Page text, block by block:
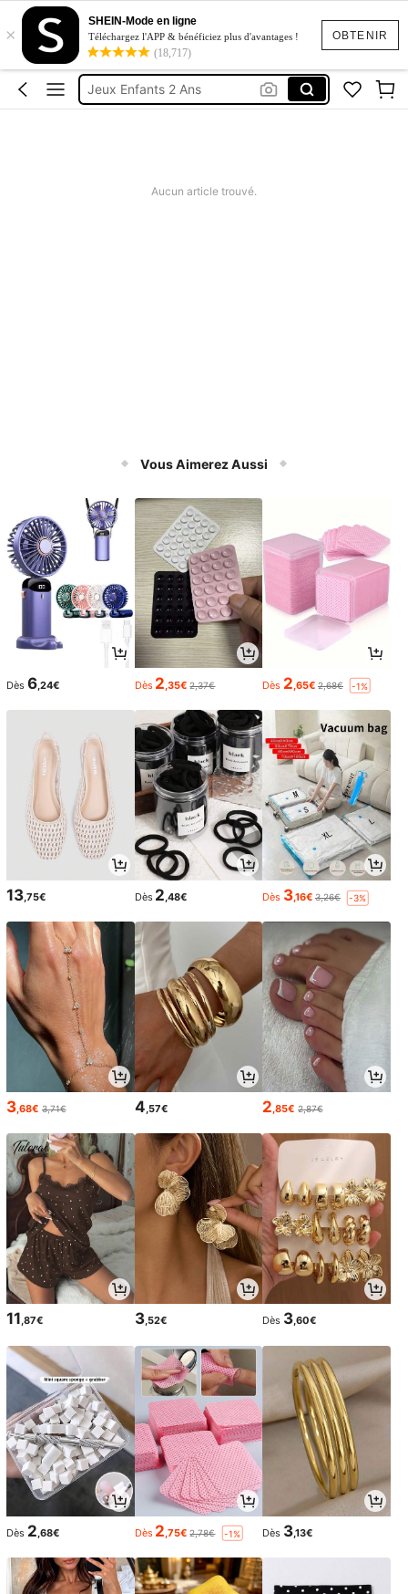
OBTENIR
×
SHEIN-Mode en ligne
Téléchargez l'APP & bénéficiez plus d'avantages !
(18,717)
Jeu 2 Ans
Jeux éducatifs
Jeux Enfants 2 Ans
Jouet Montessori
Aucun article trouvé.
Vous Aimerez Aussi
Dès 6,24€ Dès 2 ,35€ 2,37€ Dès 2 ,65€ 2,68€ -1%
13,75€ Dès 2,48€ Dès 3,16€ 3,26€ -3%
3,68€ 3,71€ 4,57€ 2,85€ 2,87€
11,87€ 3,52€ Dès 3,60€
Dès 2 ,68€ Dès 2 ,75€ 2,78€ -1% Dès 3,13€